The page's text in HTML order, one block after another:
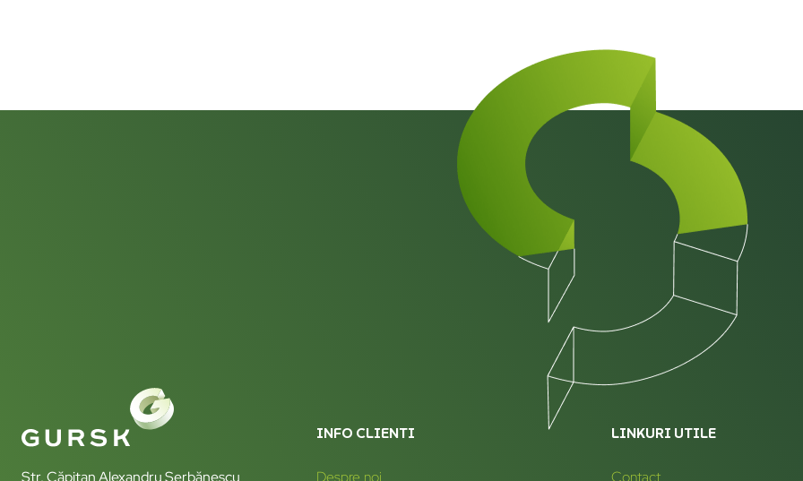
Str. Căpitan Alexandru Șerbănescu
INFO CLIENTI
Despre noi
LINKURI UTILE
Contact